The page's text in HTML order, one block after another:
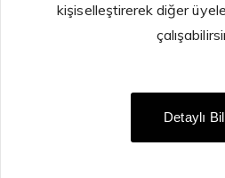
kişiselleştirerek diğer
Detaylı